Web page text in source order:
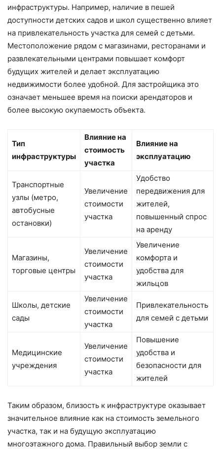
инфраструктуры. Например, наличие в пешей
доступности детских садов и школ существенно влияет
на привлекательность участка для семей с детьми.
Местоположение рядом с магазинами, ресторанами и
развлекательными центрами повышает комфорт
будущих жителей и делает эксплуатацию
недвижимости более удобной. Для застройщика это
означает меньшее время на поиски арендаторов и
более высокую окупаемость объекта.
Тип
инфраструктуры
Влияние на
стоимость
участка
Влияние на
эксплуатацию
Транспортные
узлы (метро,
автобусные
остановки)
Увеличение
стоимости
участка
Удобство
передвижения для
жителей,
повышенный спрос
на аренду
Магазины,
торговые центры
Увеличение
стоимости
участка
Увеличение
комфорта и
удобства для
жильцов
Школы, детские
сады
Увеличение
стоимости
участка
Привлекательность
для семей с детьми
Медицинские
учреждения
Увеличение
стоимости
участка
Повышение
удобства и
безопасности для
жителей
Таким образом, близость к инфраструктуре оказывает
значительное влияние как на стоимость земельного
участка, так и на будущую эксплуатацию
многоэтажного дома. Правильный выбор земли с